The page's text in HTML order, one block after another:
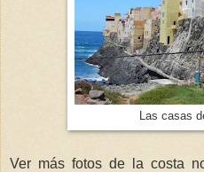
Las casas
Ver más fotos de la costa